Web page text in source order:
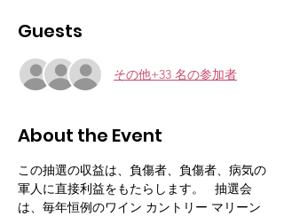
Guests
その他+33 名の参加者
About the Event
この抽選の収益は、負傷者、負傷者、病気の
軍人に直接利益をもたらします。   抽選会
は、毎年恒例のワイン カントリー マリーン